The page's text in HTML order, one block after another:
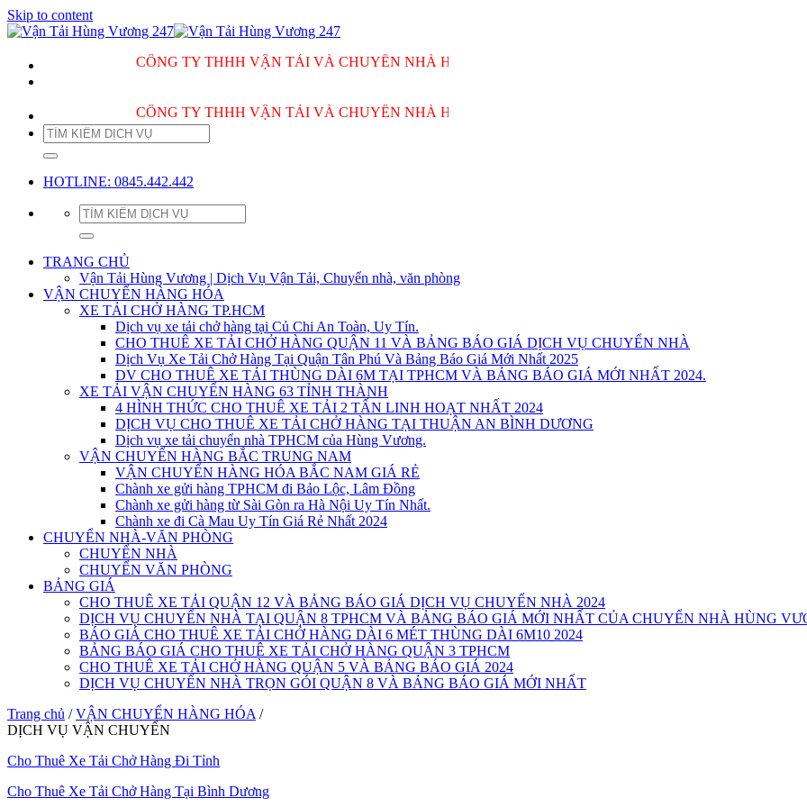
Skip to content
CÔNG TY THHH VẬN TẢI VÀ CHUYỂN NHÀ HÙNG VƯƠNG PHỤC VỤ 24/7
CÔNG TY THHH VẬN TẢI VÀ CHUYỂN NHÀ HÙNG VƯƠNG PHỤC VỤ 24/7
HOTLINE: 0845.442.442
TRANG CHỦ
Vận Tải Hùng Vương | Dịch Vụ Vận Tải, Chuyển nhà, văn phòng
VẬN CHUYỂN HÀNG HÓA
XE TẢI CHỞ HÀNG TP.HCM
Dịch vụ xe tải chở hàng tại Củ Chi An Toàn, Uy Tín.
CHO THUÊ XE TẢI CHỞ HÀNG QUẬN 11 VÀ BẢNG BÁO GIÁ DỊCH VỤ CHUYỂN NHÀ
Dịch Vụ Xe Tải Chở Hàng Tại Quận Tân Phú Và Bảng Báo Giá Mới Nhất 2025
DV CHO THUÊ XE TẢI THÙNG DÀI 6M TẠI TPHCM VÀ BẢNG BÁO GIÁ MỚI NHẤT 2024.
XE TẢI VẬN CHUYỂN HÀNG 63 TỈNH THÀNH
4 HÌNH THỨC CHO THUÊ XE TẢI 2 TẤN LINH HOẠT NHẤT 2024
DỊCH VỤ CHO THUÊ XE TẢI CHỞ HÀNG TẠI THUẬN AN BÌNH DƯƠNG
Dịch vụ xe tải chuyển nhà TPHCM của Hùng Vương.
VẬN CHUYỂN HÀNG BẮC TRUNG NAM
VẬN CHUYỂN HÀNG HÓA BẮC NAM GIÁ RẺ
Chành xe gửi hàng TPHCM đi Bảo Lộc, Lâm Đồng
Chành xe gửi hàng từ Sài Gòn ra Hà Nội Uy Tín Nhất.
Chành xe đi Cà Mau Uy Tín Giá Rẻ Nhất 2024
CHUYỂN NHÀ-VĂN PHÒNG
CHUYỂN NHÀ
CHUYỂN VĂN PHÒNG
BẢNG GIÁ
CHO THUÊ XE TẢI QUẬN 12 VÀ BẢNG BÁO GIÁ DỊCH VỤ CHUYỂN NHÀ 2024
DỊCH VỤ CHUYỂN NHÀ TẠI QUẬN 8 TPHCM VÀ BẢNG BÁO GIÁ MỚI NHẤT CỦA CHUYỂN NHÀ HÙNG
BÁO GIÁ CHO THUÊ XE TẢI CHỞ HÀNG DÀI 6 MÉT THÙNG DÀI 6M10 2024
BẢNG BÁO GIÁ CHO THUÊ XE TẢI CHỞ HÀNG QUẬN 3 TPHCM
CHO THUÊ XE TẢI CHỞ HÀNG QUẬN 5 VÀ BẢNG BÁO GIÁ 2024
DỊCH VỤ CHUYỂN NHÀ TRỌN GÓI QUẬN 8 VÀ BẢNG BÁO GIÁ MỚI NHẤT
Trang chủ / VẬN CHUYỂN HÀNG HÓA /
DỊCH VỤ VẬN CHUYỂN
Cho Thuê Xe Tải Chở Hàng Đi Tỉnh
Cho Thuê Xe Tải Chở Hàng Tại Bình Dương